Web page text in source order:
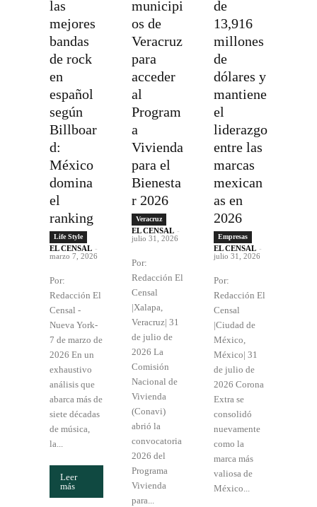
las
mejores
bandas
de rock
en
español
según
Billboar
d:
México
domina
el
ranking
Life Style
EL CENSAL -
marzo 7, 2026
Por:
Redacción El
Censal -
Nueva York-
7 de marzo de
2026 En un
exhaustivo
análisis que
abarca más de
siete décadas
de música,
la...
Leer
más
municipi
os de
Veracruz
para
acceder
al
Program
a
Vivienda
para el
Bienesta
r 2026
Veracruz
EL CENSAL -
julio 31, 2026
Por:
Redacción El
Censal
|Xalapa,
Veracruz| 31
de julio de
2026 La
Comisión
Nacional de
Vivienda
(Conavi)
abrió la
convocatoria
2026 del
Programa
Vivienda
para...
de
13,916
millones
de
dólares y
mantiene
el
liderazgo
entre las
marcas
mexican
as en
2026
Empresas
EL CENSAL -
julio 31, 2026
Por:
Redacción El
Censal
|Ciudad de
México,
México| 31
de julio de
2026 Corona
Extra se
consolidó
nuevamente
como la
marca más
valiosa de
México...